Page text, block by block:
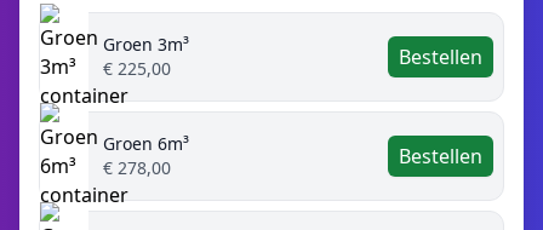
Groen 3m³
€ 225,00
Bestellen
Groen 6m³
€ 278,00
Bestellen